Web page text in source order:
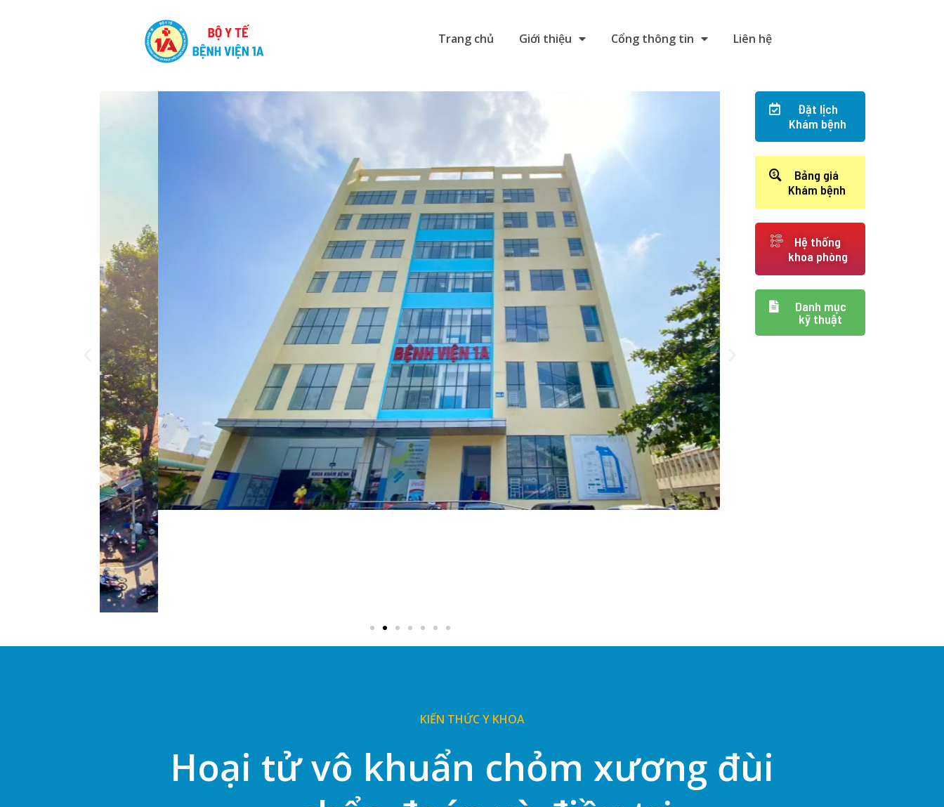
Trang chủ Giới thiệu Cổng thông tin Liên hệ
Đặt lịch
Khám bệnh
Bảng giá
Khám bệnh
Hệ thống
khoa phòng
Danh mục
kỹ thuật
KIẾN THỨC Y KHOA
Hoại tử vô khuẩn chỏm xương đùi